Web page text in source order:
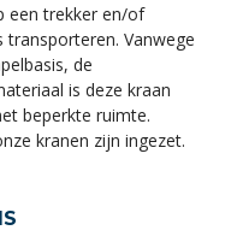
een trekker en/of
transporteren. Vanwege
de
is deze kraan
beperkte ruimte.
kranen zijn ingezet.